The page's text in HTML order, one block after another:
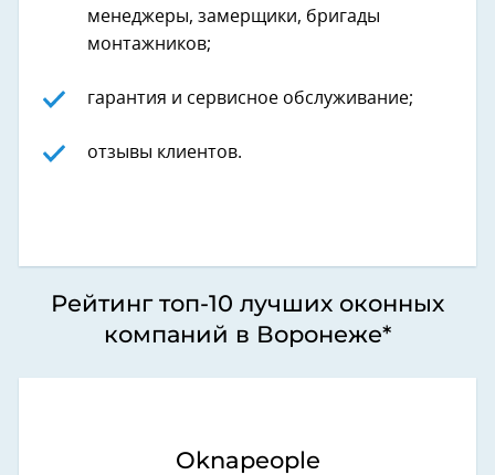
менеджеры, замерщики, бригады
монтажников;
гарантия и сервисное обслуживание;
отзывы клиентов.
Рейтинг топ-10 лучших оконных
компаний в Воронеже*
Oknapeople